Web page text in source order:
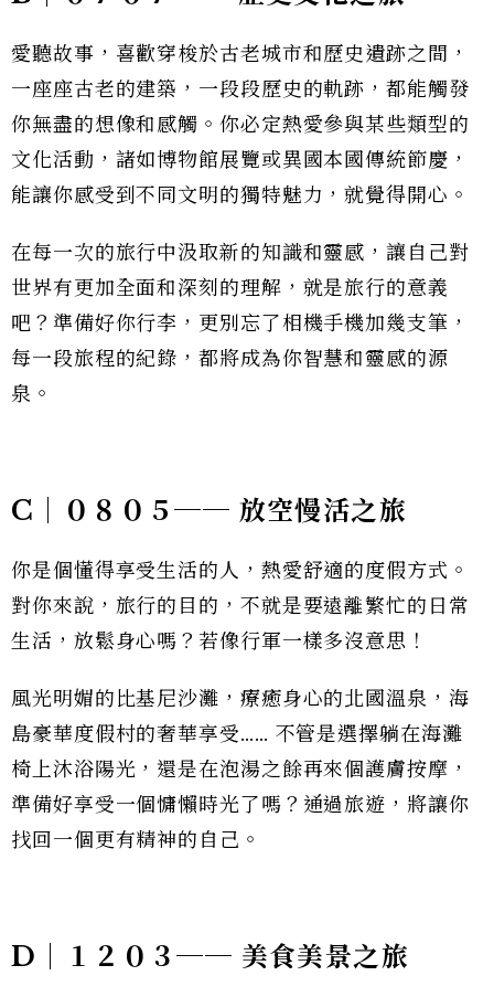
愛聽故事，喜歡穿梭於古老城市和歷史遺跡之間，
一座座古老的建築，一段段歷史的軌跡，都能觸發
你無盡的想像和感觸。你必定熱愛參與某些類型的
文化活動，諸如博物館展覽或異國本國傳統節慶，
能讓你感受到不同文明的獨特魅力，就覺得開心。
在每一次的旅行中汲取新的知識和靈感，讓自己對
世界有更加全面和深刻的理解，就是旅行的意義
吧？準備好你行李，更別忘了相機手機加幾支筆，
每一段旅程的紀錄，都將成為你智慧和靈感的源
泉。
C｜０８０５── 放空慢活之旅
你是個懂得享受生活的人，熱愛舒適的度假方式。
對你來說，旅行的目的，不就是要遠離繁忙的日常
生活，放鬆身心嗎？若像行軍一樣多沒意思！
風光明媚的比基尼沙灘，療癒身心的北國溫泉，海
島豪華度假村的奢華享受…… 不管是選擇躺在海灘
椅上沐浴陽光，還是在泡湯之餘再來個護膚按摩，
準備好享受一個慵懶時光了嗎？通過旅遊，將讓你
找回一個更有精神的自己。
D｜１２０３── 美食美景之旅